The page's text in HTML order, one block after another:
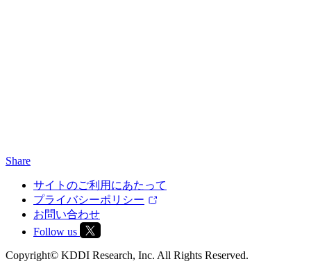
Share
サイトのご利用にあたって
プライバシーポリシー
お問い合わせ
Follow us
Copyright© KDDI Research, Inc. All Rights Reserved.